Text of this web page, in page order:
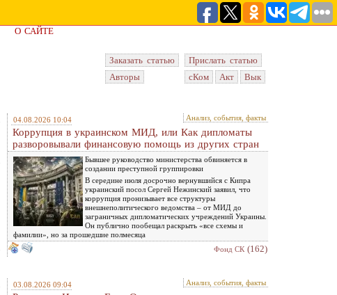
О САЙТЕ
Заказать статью
Прислать статью
Авторы
сКом Акт
Вык
04.08.2026 10:04 Анализ, события, факты
Коррупция в украинском МИД, или Как дипломаты
разворовывали финансовую помощь из других стран
Бывшее руководство министерства обвиняется в
создании преступной группировки
В середине июля досрочно вернувшийся с Кипра
украинский посол Сергей Нежинский заявил, что
коррупция пронизывает все структуры
внешнеполитического ведомства – от МИД до
заграничных дипломатических учреждений Украины.
Он публично пообещал раскрыть «все схемы и
фамилии», но за прошедшие полмесяца
Фонд СК (162)
03.08.2026 09:04 Анализ, события, факты